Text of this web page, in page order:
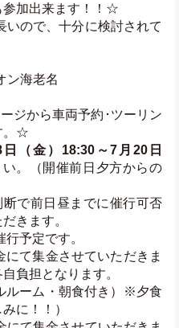
加出来ます！！☆
ン海老名
ジから車両予約･ツーリン
。☆
（金）18:30～7月20日
。（開催前日夕方からの
で前日昼までに催行可否
きます。
予定です。
て集金させていただきま
負担となります。
ルーム・朝食付き）※夕食
に！！）